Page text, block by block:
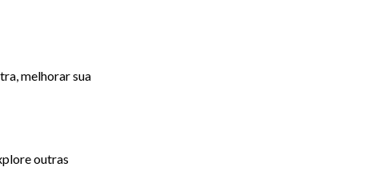
melhorar sua
outras